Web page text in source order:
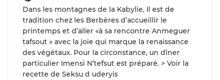
Dans les montagnes de la Kabylie, Il est de
tradition chez les Berbères d’accueillir le
printemps et d’aller «à sa rencontre Anmeguer
tafsout » avec la joie qui marque la renaissance
des végétaux. Pour la circonstance, un dîner
particulier Imensi N’tefsut est préparé. > Voir la
recette de Seksu d uderyis